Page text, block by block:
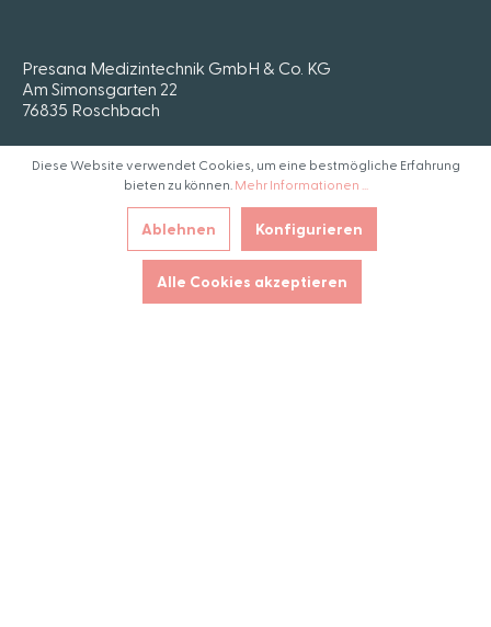
Presana Medizintechnik GmbH & Co. KG
Am Simonsgarten 22
76835 Roschbach
© 2021 Presana Medizintechnik GmbH
+49 (0) 6323 986 8057
Diese Website verwendet Cookies, um eine bestmögliche Erfahrung
bieten zu können. Mehr Informationen ...
Ablehnen Konfigurieren
Alle Cookies akzeptieren